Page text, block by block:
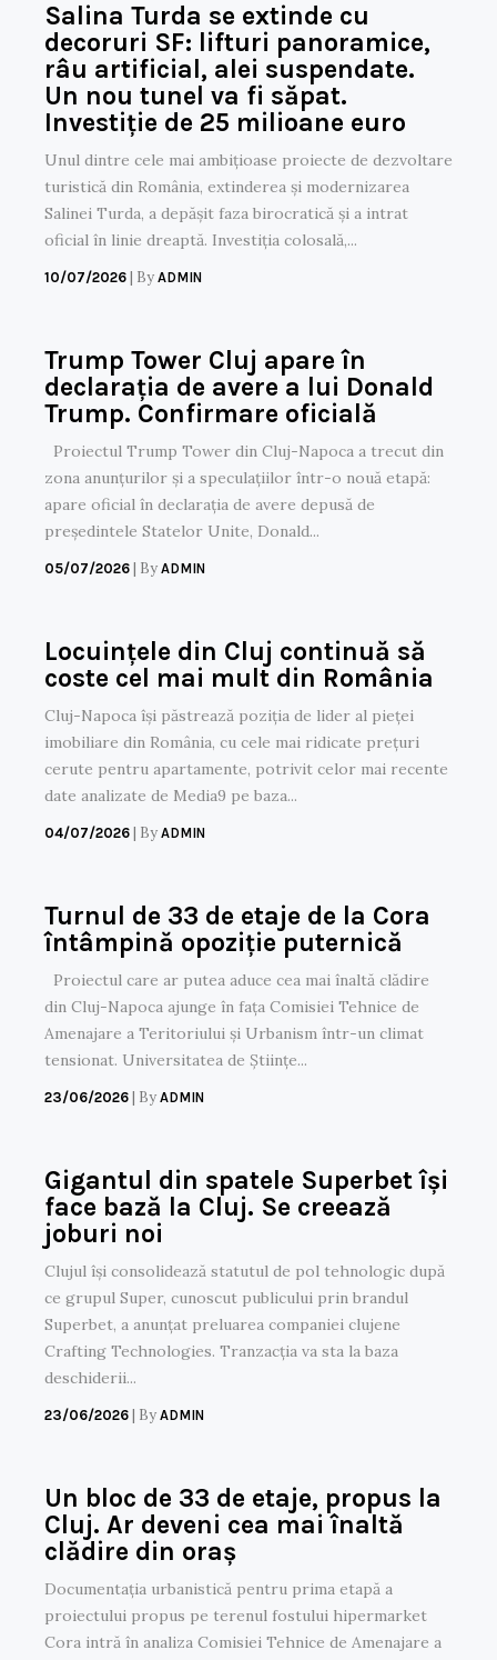
Salina Turda se extinde cu
decoruri SF: lifturi panoramice,
râu artificial, alei suspendate.
Un nou tunel va fi săpat.
Investiție de 25 milioane euro
Unul dintre cele mai ambițioase proiecte de dezvoltare
turistică din România, extinderea și modernizarea
Salinei Turda, a depășit faza birocratică și a intrat
oficial în linie dreaptă. Investiția colosală,...
10/07/2026 By ADMIN
Trump Tower Cluj apare în
declarația de avere a lui Donald
Trump. Confirmare oficială
Proiectul Trump Tower din Cluj-Napoca a trecut din
zona anunțurilor și a speculațiilor într-o nouă etapă:
apare oficial în declarația de avere depusă de
președintele Statelor Unite, Donald...
05/07/2026 By ADMIN
Locuințele din Cluj continuă să
coste cel mai mult din România
Cluj-Napoca își păstrează poziția de lider al pieței
imobiliare din România, cu cele mai ridicate prețuri
cerute pentru apartamente, potrivit celor mai recente
date analizate de Media9 pe baza...
04/07/2026 By ADMIN
Turnul de 33 de etaje de la Cora
întâmpină opoziție puternică
Proiectul care ar putea aduce cea mai înaltă clădire
din Cluj-Napoca ajunge în fața Comisiei Tehnice de
Amenajare a Teritoriului și Urbanism într-un climat
tensionat. Universitatea de Științe...
23/06/2026 By ADMIN
Gigantul din spatele Superbet își
face bază la Cluj. Se creează
joburi noi
Clujul își consolidează statutul de pol tehnologic după
ce grupul Super, cunoscut publicului prin brandul
Superbet, a anunțat preluarea companiei clujene
Crafting Technologies. Tranzacția va sta la baza
deschiderii...
23/06/2026 By ADMIN
Un bloc de 33 de etaje, propus la
Cluj. Ar deveni cea mai înaltă
clădire din oraș
Documentația urbanistică pentru prima etapă a
proiectului propus pe terenul fostului hipermarket
Cora intră în analiza Comisiei Tehnice de Amenajare a